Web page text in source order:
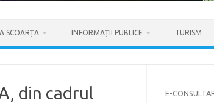
SCOARȚA INFORMAȚII PUBLICE TURISM
din cadrul
E-